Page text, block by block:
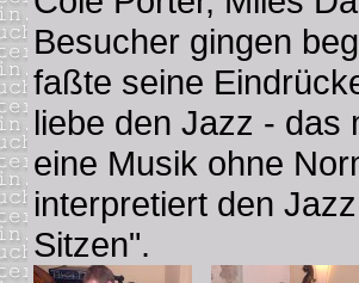
Besucher gingen
faßte seine
liebe den Jazz - das
eine Musik ohne
interpretiert den
Sitzen".